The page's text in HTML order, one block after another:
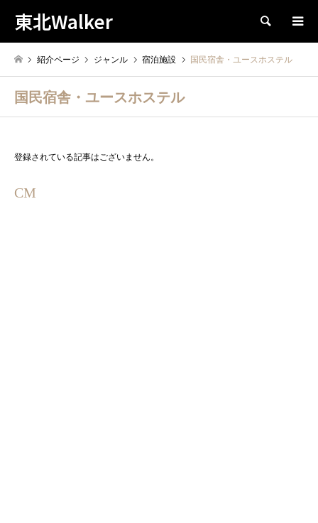
東北Walker 検索
紹介ページ ジャンル 宿泊施設 国民宿舎・ユースホステル
国民宿舎・ユースホステル
登録されている記事はございません。
CM